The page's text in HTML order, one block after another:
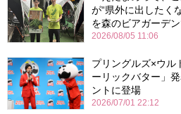
が“県外に出したく
を森のビアガーデ
2026/08/05 11:06
プリングルズ×ウル
ーリックバター」
ントに登場
2026/07/01 22:12